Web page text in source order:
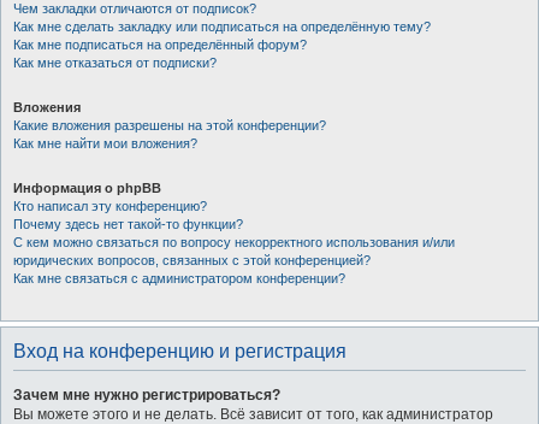
Чем закладки отличаются от подписок?
Как мне сделать закладку или подписаться на определённую тему?
Как мне подписаться на определённый форум?
Как мне отказаться от подписки?
Вложения
Какие вложения разрешены на этой конференции?
Как мне найти мои вложения?
Информация о phpBB
Кто написал эту конференцию?
Почему здесь нет такой-то функции?
С кем можно связаться по вопросу некорректного использования и/или
юридических вопросов, связанных с этой конференцией?
Как мне связаться с администратором конференции?
Вход на конференцию и регистрация
Зачем мне нужно регистрироваться?
Вы можете этого и не делать. Всё зависит от того, как администратор